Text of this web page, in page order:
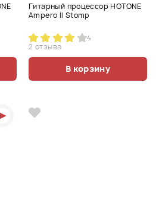
Гитарный процессор HOTONE
Ampero II Stomp
4
2 отзыва
В корзину